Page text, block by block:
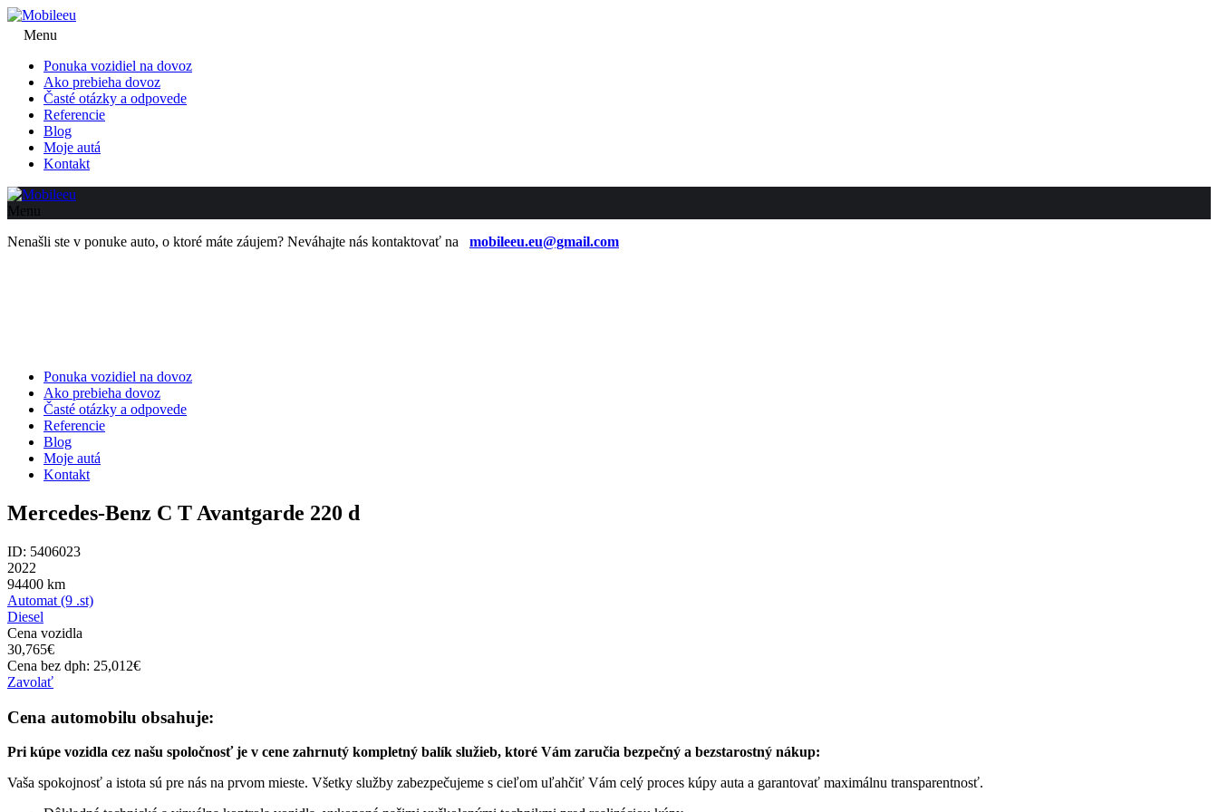
Menu
Ponuka vozidiel na dovoz
Ako prebieha dovoz
Časté otázky a odpovede
Referencie
Blog
Moje autá
Kontakt
Menu
Nenašli ste v ponuke auto, o ktoré máte záujem? Neváhajte nás kontaktovať na mobileeu.eu@gmail.com
Ponuka vozidiel na dovoz
Ako prebieha dovoz
Časté otázky a odpovede
Referencie
Blog
Moje autá
Kontakt
Mercedes-Benz C T Avantgarde 220 d
ID: 5406023
2022
94400 km
Automat (9 .st)
Diesel
Cena vozidla
30,765€
Cena bez dph: 25,012€
Zavolať
Cena automobilu obsahuje:
Pri kúpe vozidla cez našu spoločnosť je v cene zahrnutý kompletný balík služieb, ktoré Vám zaručia bezpečný a bezstarostný nákup:
Vaša spokojnosť a istota sú pre nás na prvom mieste. Všetky služby zabezpečujeme s cieľom uľahčiť Vám celý proces kúpy auta a garantovať maximálnu transparentnosť.